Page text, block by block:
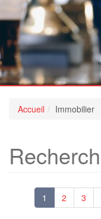
Accueil Immobilier
1 2 3